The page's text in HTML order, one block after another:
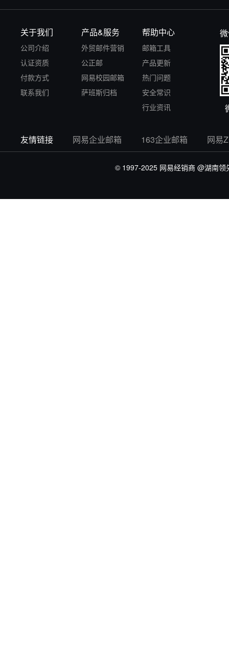
关于我们
公司介绍
认证资质
付款方式
联系我们
产品&服务
外贸邮件营销
公正邮
网易校园邮箱
萨班斯归档
帮助中心
邮箱工具
产品更新
热门问题
安全常识
行业资讯
友情链接 网易企业邮箱 163企业邮箱 网易
© 1997-2025 网易经销商 @湖南领